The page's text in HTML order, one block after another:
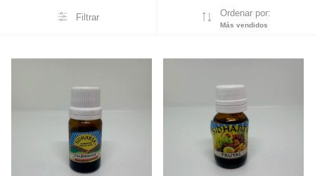
Filtrar Ordenar por:
Más vendidos